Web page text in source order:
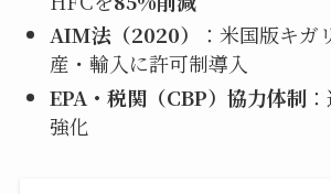
AIM法（2020）
：米国版キガ
産・輸入に許可制導入
EPA・税関（CBP）協力体制
強化